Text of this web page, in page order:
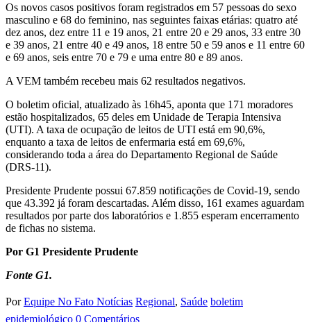
Os novos casos positivos foram registrados em 57 pessoas do sexo
masculino e 68 do feminino, nas seguintes faixas etárias: quatro até
dez anos, dez entre 11 e 19 anos, 21 entre 20 e 29 anos, 33 entre 30
e 39 anos, 21 entre 40 e 49 anos, 18 entre 50 e 59 anos e 11 entre 60
e 69 anos, seis entre 70 e 79 e uma entre 80 e 89 anos.
A VEM também recebeu mais 62 resultados negativos.
O boletim oficial, atualizado às 16h45, aponta que 171 moradores
estão hospitalizados, 65 deles em Unidade de Terapia Intensiva
(UTI). A taxa de ocupação de leitos de UTI está em 90,6%,
enquanto a taxa de leitos de enfermaria está em 69,6%,
considerando toda a área do Departamento Regional de Saúde
(DRS-11).
Presidente Prudente possui 67.859 notificações de Covid-19, sendo
que 43.392 já foram descartadas. Além disso, 161 exames aguardam
resultados por parte dos laboratórios e 1.855 esperam encerramento
de fichas no sistema.
Por G1 Presidente Prudente
Fonte G1.
Por Equipe No Fato Notícias Regional, Saúde boletim
epidemiológico 0 Comentários